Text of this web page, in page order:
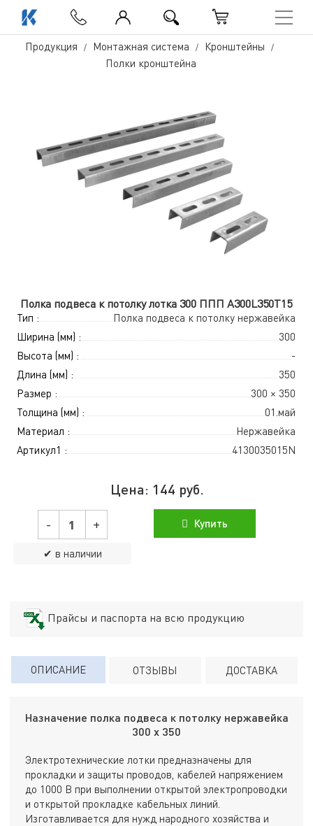
Продукция Монтажная система
Кронштейны
Полки кронштейна
Полка подвеса к потолку лотка 300 ППП А300L350Т15
Тип :
Полка подвеса к потолку нержавейка
Ширина (мм) :
300
Высота (мм) :
-
Длина (мм) :
350
Размер :
300 × 350
Толщина (мм) :
01.май
Материал :
Нержавейка
Артикул1 :
4130035015N
Цена: 144 руб.
- +
✔ в наличии
Купить
Прайсы и паспорта на всю продукцию
ОПИСАНИЕ ОТЗЫВЫ ДОСТАВКА
Назначение полка подвеса к потолку нержавейка
300 х 350
Электротехнические лотки предназначены для
прокладки и защиты проводов, кабелей напряжением
до 1000 В при выполнении открытой электропроводки
и открытой прокладке кабельных линий.
Изготавливается для нужд народного хозяйства и